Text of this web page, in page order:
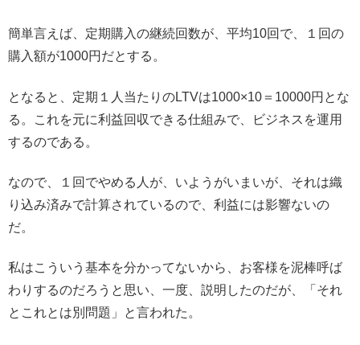
簡単言えば、定期購入の継続回数が、平均10回で、１回の
購入額が1000円だとする。
となると、定期１人当たりのLTVは1000×10＝10000円とな
る。これを元に利益回収できる仕組みで、ビジネスを運用
するのである。
なので、１回でやめる人が、いようがいまいが、それは織
り込み済みで計算されているので、利益には影響ないの
だ。
私はこういう基本を分かってないから、お客様を泥棒呼ば
わりするのだろうと思い、一度、説明したのだが、「それ
とこれとは別問題」と言われた。